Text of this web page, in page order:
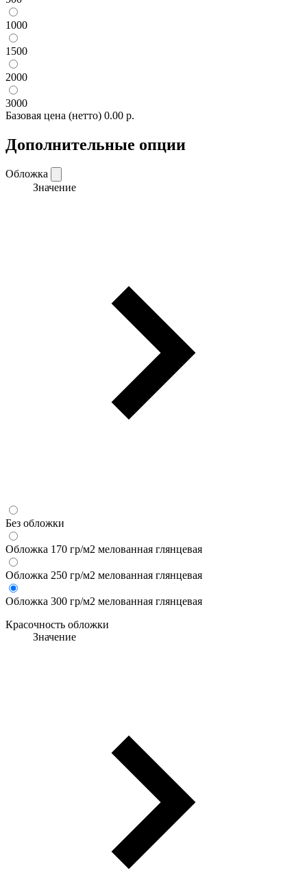
1000
1500
2000
3000
Базовая цена (нетто) 0.00 р.
Дополнительные опции
Обложка
Значение
Без обложки
Обложка 170 гр/м2 мелованная глянцевая
Обложка 250 гр/м2 мелованная глянцевая
Обложка 300 гр/м2 мелованная глянцевая
Красочность обложки
Значение